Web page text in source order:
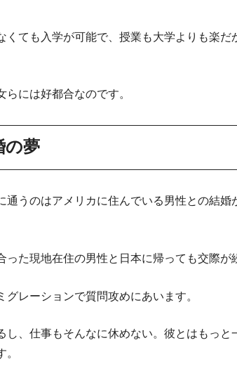
【ハワイ移住の第
ニ
アメリカのスポーツ文化の
くても入学が可能で、授業も大学よりも楽だ
には好都合なのです。
の夢
通うのはアメリカに住んでいる男性との結婚
た現地在住の男性と日本に帰っても交際が
レーションで質問攻めにあいます。
、仕事もそんなに休めない。彼とはもっと